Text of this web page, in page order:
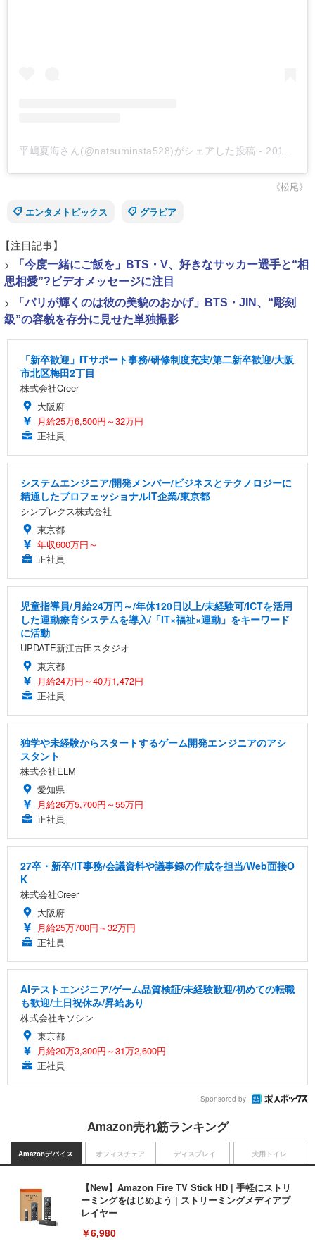
平嶋夏海さん(@natsuminsta528)がシェアした投稿 - 2019年 5月月22日午後7時45分PDT
《松尾》
エンタメトピックス
グラビア
【注目記事】
>
「今度一緒にご飯を」BTS・V、好きなサッカー選手と“相
思相愛”?ビデオメッセージに注目
>
「パリが輝くのは彼の美貌のおかげ」BTS・JIN、“彫刻
級”の容貌を存分に見せた単独撮影
「新卒歓迎」ITサポート事務/研修制度充実/第二新卒歓迎/大阪
市北区梅田2丁目
株式会社Creer
大阪府
月給25万6,500円～32万円
正社員
システムエンジニア/開発メンバー/ビジネスとテクノロジーに
精通したプロフェッショナルIT企業/東京都
シンプレクス株式会社
東京都
年収600万円～
正社員
児童指導員/月給24万円～/年休120日以上/未経験可/ICTを活用
した運動療育システムを導入/「IT×福祉×運動」をキーワード
に活動
UPDATE新江古田スタジオ
東京都
月給24万円～40万1,472円
正社員
独学や未経験からスタートするゲーム開発エンジニアのアシ
スタント
株式会社ELM
愛知県
月給26万5,700円～55万円
正社員
27卒・新卒/IT事務/会議資料や議事録の作成を担当/Web面接O
K
株式会社Creer
大阪府
月給25万700円～32万円
正社員
AIテストエンジニア/ゲーム品質検証/未経験歓迎/初めての転職
も歓迎/土日祝休み/昇給あり
株式会社キソシン
東京都
月給20万3,300円～31万2,600円
正社員
Sponsored by
Amazon売れ筋ランキング
Amazonデバイス
【New】Amazon Fire TV Stick HD | 手軽にストリ
ーミングをはじめよう | ストリーミングメディアプ
レイヤー
￥6,980
オフィスチェア ディスプレイ 犬用トイレ